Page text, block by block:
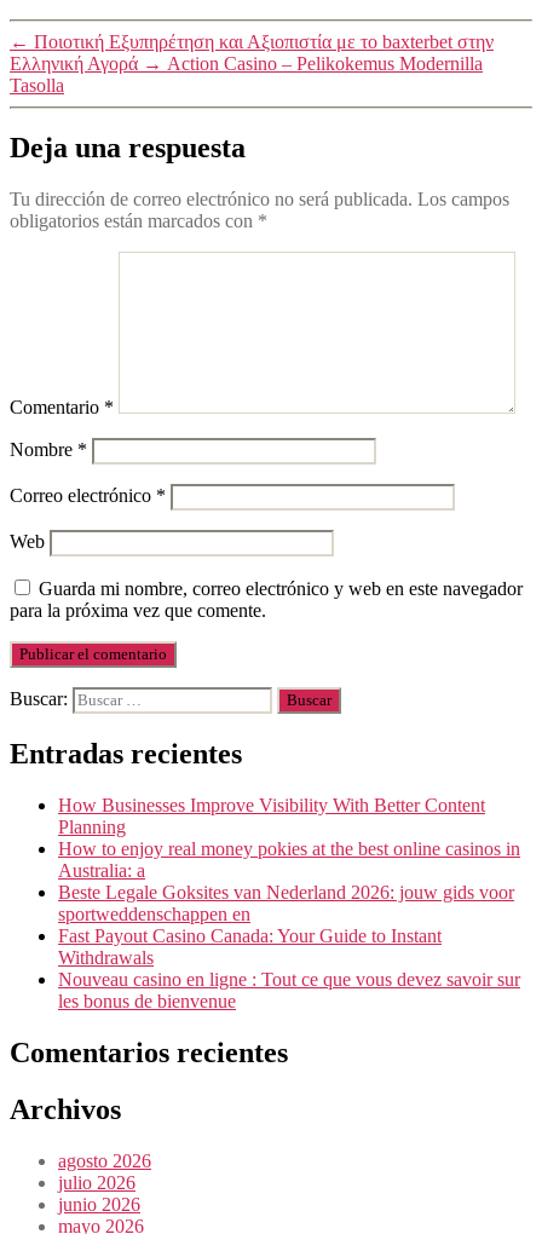
← Ποιοτική Εξυπηρέτηση και Αξιοπιστία με το baxterbet στην
Ελληνική Αγορά → Action Casino – Pelikokemus Modernilla
Tasolla
Deja una respuesta
Tu dirección de correo electrónico no será publicada. Los campos
obligatorios están marcados con *
Comentario *
Nombre *
Correo electrónico *
Web
Guarda mi nombre, correo electrónico y web en este navegador
para la próxima vez que comente.
Buscar:
Entradas recientes
How Businesses Improve Visibility With Better Content
Planning
How to enjoy real money pokies at the best online casinos in
Australia: a
Beste Legale Goksites van Nederland 2026: jouw gids voor
sportweddenschappen en
Fast Payout Casino Canada: Your Guide to Instant
Withdrawals
Nouveau casino en ligne : Tout ce que vous devez savoir sur
les bonus de bienvenue
Comentarios recientes
Archivos
agosto 2026
julio 2026
junio 2026
mayo 2026